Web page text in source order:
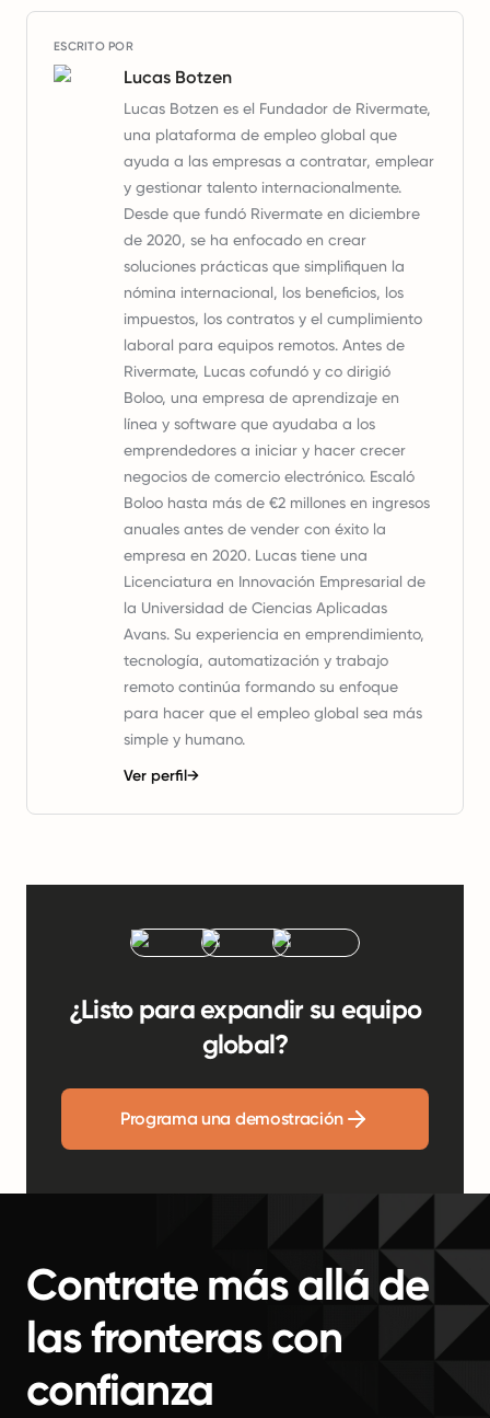
ESCRITO POR
Lucas Botzen
Lucas Botzen es el Fundador de Rivermate,
una plataforma de empleo global que
ayuda a las empresas a contratar, emplear
y gestionar talento internacionalmente.
Desde que fundó Rivermate en diciembre
de 2020, se ha enfocado en crear
soluciones prácticas que simplifiquen la
nómina internacional, los beneficios, los
impuestos, los contratos y el cumplimiento
laboral para equipos remotos. Antes de
Rivermate, Lucas cofundó y co dirigió
Boloo, una empresa de aprendizaje en
línea y software que ayudaba a los
emprendedores a iniciar y hacer crecer
negocios de comercio electrónico. Escaló
Boloo hasta más de €2 millones en ingresos
anuales antes de vender con éxito la
empresa en 2020. Lucas tiene una
Licenciatura en Innovación Empresarial de
la Universidad de Ciencias Aplicadas
Avans. Su experiencia en emprendimiento,
tecnología, automatización y trabajo
remoto continúa formando su enfoque
para hacer que el empleo global sea más
simple y humano.
Ver perfil→
¿Listo para expandir su equipo
global?
Programa una demostración
Contrate más allá de
las fronteras con
confianza